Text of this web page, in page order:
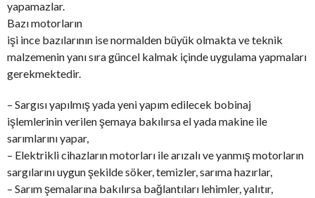
yapamazlar.
Bazı motorların
işi ince bazılarının ise normalden büyük olmakta ve teknik
malzemenin yanı sıra güncel kalmak içinde uygulama yapmaları
gerekmektedir.
– Sargısı yapılmış yada yeni yapım edilecek bobinaj
işlemlerinin verilen şemaya bakılırsa el yada makine ile
sarımlarını yapar,
– Elektrikli cihazların motorları ile arızalı ve yanmış motorların
sargılarını uygun şekilde söker, temizler, sarıma hazırlar,
– Sarım şemalarına bakılırsa bağlantıları lehimler, yalıtır,